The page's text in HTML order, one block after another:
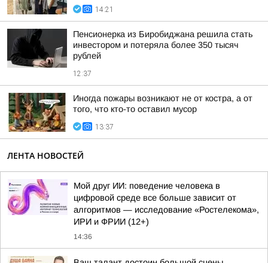
14:21
Пенсионерка из Биробиджана решила стать
инвестором и потеряла более 350 тысяч
рублей
12:37
Иногда пожары возникают не от костра, а от
того, что кто-то оставил мусор
13:37
ЛЕНТА НОВОСТЕЙ
Мой друг ИИ: поведение человека в
цифровой среде все больше зависит от
алгоритмов — исследование «Ростелекома»,
ИРИ и ФРИИ (12+)
14:36